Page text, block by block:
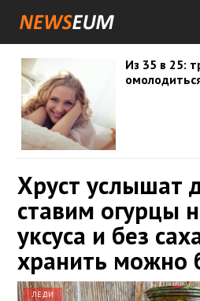
Из 35 в 25:
Хруст услышат
ставим огурцы
уксуса и без
хранить можно
ЛЕДИ